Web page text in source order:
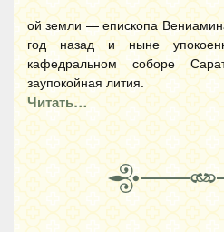
ой земли — епископа
год назад и ныне
кафедральном соборе
заупокойная лития.
Читать…